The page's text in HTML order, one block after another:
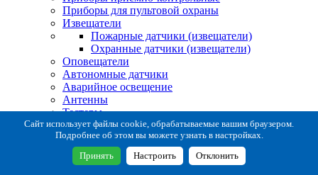
Приборы для пультовой охраны
Извещатели
Пожарные датчики (извещатели)
Охранные датчики (извещатели)
Оповещатели
Автономные датчики
Аварийное освещение
Антенны
Тестеры
Система сбора извещений
Расходные и монтажные материалы
Коробки коммутационные
Кронштейны для извещателей
Сайт использует файлы cookie, обрабатываемые вашим браузером.
Подробнее об этом вы можете узнать в настройках.
Принять Настроить Отклонить